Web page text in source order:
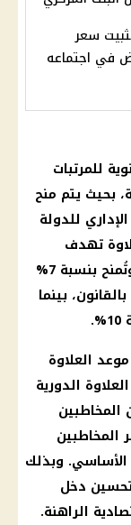
سعر
في اجتماعه
للمرتبات
بحيث يتم منح
للدولة
تهدف
لتحسين دخل العاملين بالجهاز الإداري، وتُمنح بنسبة 7%
بينما
موعد العلاوة
العلاوة الدورية
المخاطبين
المخاطبين
15% من الأجر الأساسي. وبذلك
دخل
الراهنة.